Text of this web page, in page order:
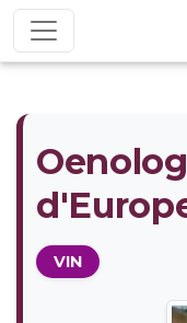
VIN